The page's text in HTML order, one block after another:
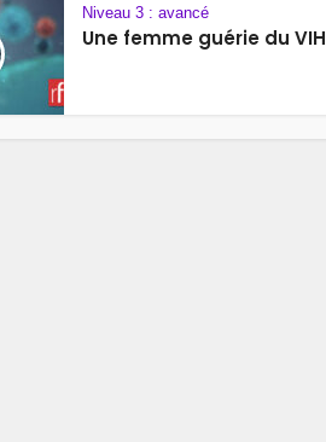
Niveau 3 : avancé
Une femme guérie du VIH